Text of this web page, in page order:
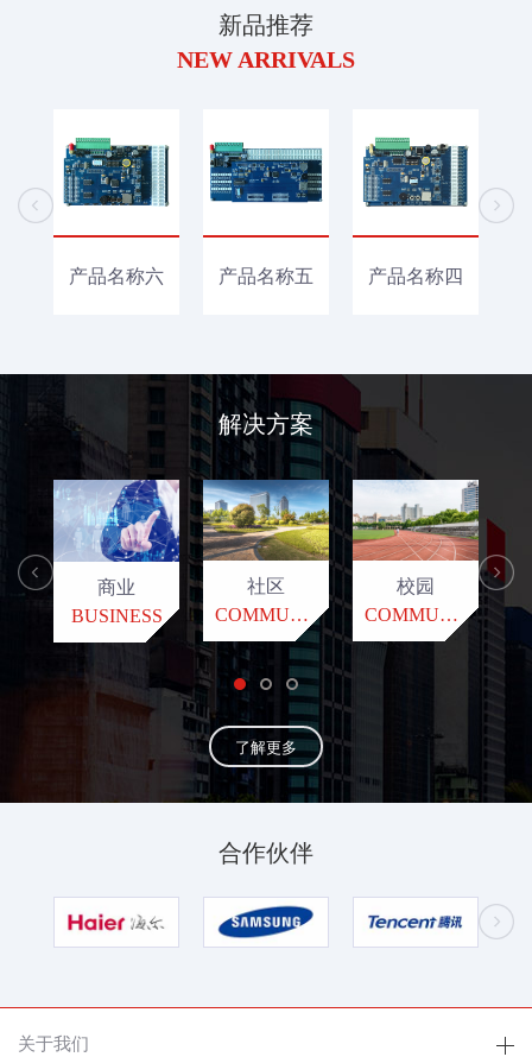
新品推荐
NEW ARRIVALS
产品名称六 产品名称五 产品名称四
解决方案
商业
BUSINESS
社区
COMMUNITY
校园
COMMUNITY
了解更多
合作伙伴
关于我们